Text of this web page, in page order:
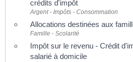
crédits d'impôt
Argent - Impôts - Consommation
Allocations destinées aux
Famille - Scolarité
Impôt sur le revenu - Crédit
salarié à domicile